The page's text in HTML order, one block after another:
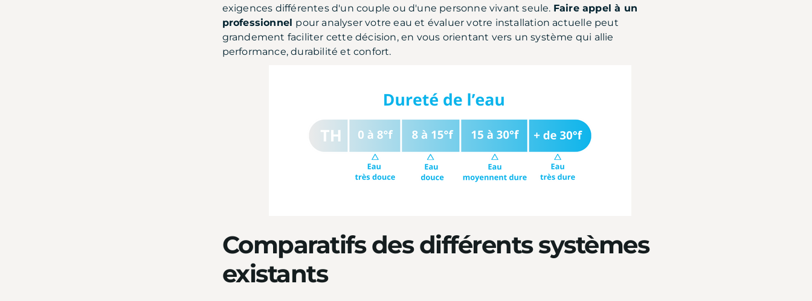
exigences différentes d'un couple ou d'une personne vivant seule. Faire appel à un
professionnel pour analyser votre eau et évaluer votre installation actuelle peut
grandement faciliter cette décision, en vous orientant vers un système qui allie
performance, durabilité et confort.
Comparatifs des différents systèmes
existants